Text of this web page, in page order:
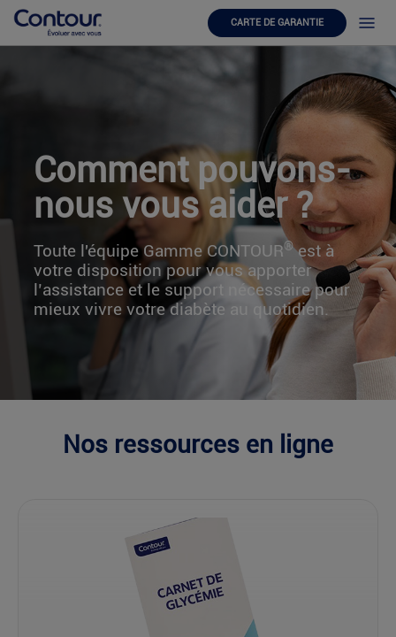
CARTE DE GARANTIE
Comment pouvons-
nous vous aider ?
Toute l'équipe Gamme CONTOUR®est à
votre disposition pour vous apporter
l’assistance et le support nécessaire pour
mieux vivre votre diabète au quotidien.
Nos ressources en ligne